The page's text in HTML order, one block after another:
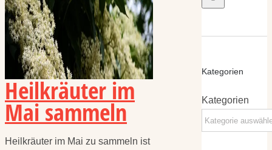
Heilkräuter im
Mai sammeln
Heilkräuter im Mai zu sammeln ist
Kategorien
Kategorien